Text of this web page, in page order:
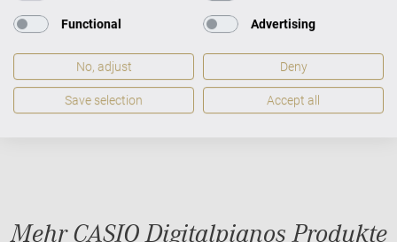
Mehr CASIO Digitalpianos Produkte
Functional Advertising
No, adjust Deny
Save selection Accept all